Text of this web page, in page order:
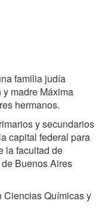
familia judía
madre Máxima
hermanos.
y secundarios
capital federal para
la facultad de
Buenos Aires
Ciencias Químicas y